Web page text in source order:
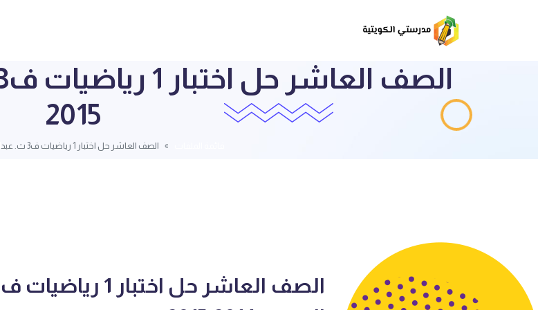
2015
الصف العاشر حل اختبار 1 رياضيات ف3 ث. عبدالله العتيبي 2014-2015